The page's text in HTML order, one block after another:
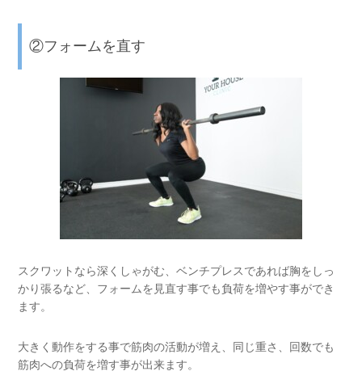
②フォームを直す
スクワットなら深くしゃがむ、ベンチプレスであれば胸をしっ
かり張るなど、フォームを見直す事でも負荷を増やす事ができ
ます。
大きく動作をする事で筋肉の活動が増え、同じ重さ、回数でも
筋肉への負荷を増す事が出来ます。